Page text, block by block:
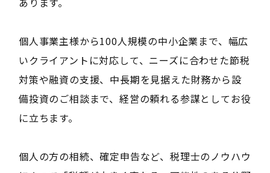
個人事業主様から100人規模の中小企業まで、幅広
いクライアントに対応して、ニーズに合わせた節税
対策や融資の支援、中長期を見据えた財務から設
備投資のご相談まで、経営の頼れる参謀としてお役
に立ちます。
個人の方の相続、確定申告など、税理士のノウハウ